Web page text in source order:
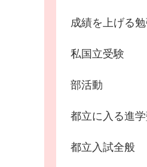
成績を上げる
私国立受験
部活動
都立に入る進
都立入試全般